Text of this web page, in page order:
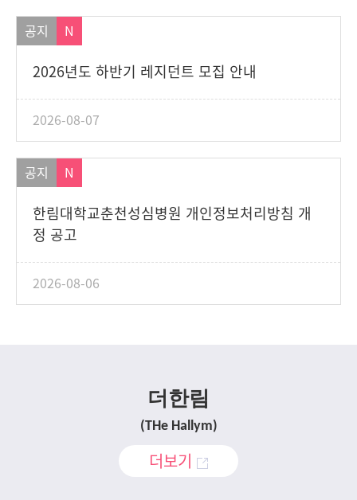
공지 N
2026년도 하반기 레지던트 모집 안내
2026-08-07
공지 N
한림대학교춘천성심병원 개인정보처리방침 개
정 공고
2026-08-06
더한림
(THe Hallym)
더보기